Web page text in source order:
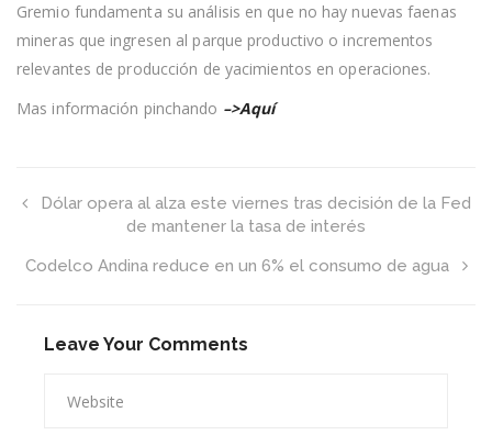
será
de
1%
Gremio fundamenta su análisis en que no hay nuevas faenas
mineras que ingresen al parque productivo o incrementos
relevantes de producción de yacimientos en operaciones.
Mas información pinchando –>Aquí
Dólar opera al alza este viernes tras decisión de la Fed
de mantener la tasa de interés
Codelco Andina reduce en un 6% el consumo de agua
Leave Your Comments